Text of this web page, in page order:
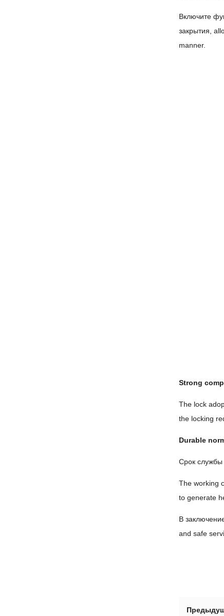
Включите
закрытия,
manner.
Strong
The lock
the locking
Durable
Срок службы
The working
to generate
В
and safe